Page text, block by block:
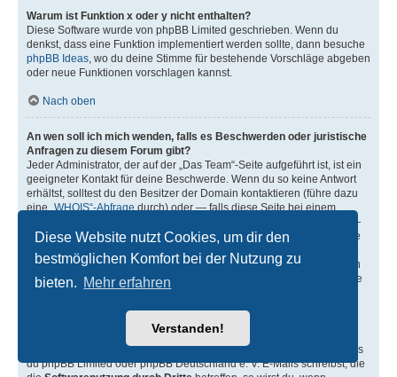
Diese Website nutzt Cookies, um dir den
bestmöglichen Komfort bei der Nutzung zu
bieten. Mehr erfahren
Verstanden!
Warum ist Funktion x oder y nicht enthalten?
Diese Software wurde von phpBB Limited geschrieben. Wenn du
denkst, dass eine Funktion implementiert werden sollte, dann besuche
phpBB Ideas, wo du deine Stimme für bestehende Vorschläge abgeben
oder neue Funktionen vorschlagen kannst.
Nach oben
An wen soll ich mich wenden, falls es Beschwerden oder juristische
Anfragen zu diesem Forum gibt?
Jeder Administrator, der auf der „Das Team“-Seite aufgeführt ist, ist ein
geeigneter Kontakt für deine Beschwerde. Wenn du so keine Antwort
erhältst, solltest du den Besitzer der Domain kontaktieren (führe dazu
eine„WHOIS“-Abfragedurch) oder — falls diese Seite bei einem
kostenlosen Webhoster wie z. B. Yahoo!, free.fr, funpic.de usw. liegt —
den Support oder den Abuse-Kontakt des betreffenden Dienstes. Bitte
beachte, dass phpBB Limited (phpBB.com) und phpBB Deutschland
e. V. (phpBB.de) absolut keinen Einfluss auf die Benutzung oder den
oder die Benutzer der Forensoftware haben und dafür in keiner Weise
zur Verantwortung herangezogen werden können. Kontaktiere daher
mit jeglichen juristischen Fragen (Unterlassungserklärungen,
sich nicht direkt
phpbb.com, phpbb.de oder die phpBB-Software selbst beziehen. Falls
du phpBB Limited oder phpBB Deutschland e. V. E-Mails schreibst, die